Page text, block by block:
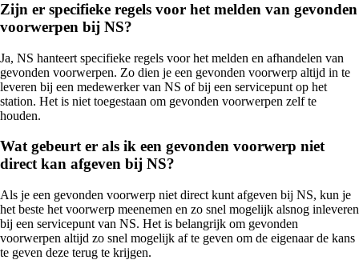
Zijn er specifieke regels voor het melden van gevonden
voorwerpen bij NS?
Ja, NS hanteert specifieke regels voor het melden en afhandelen van
gevonden voorwerpen. Zo dien je een gevonden voorwerp altijd in te
leveren bij een medewerker van NS of bij een servicepunt op het
station. Het is niet toegestaan om gevonden voorwerpen zelf te
houden.
Wat gebeurt er als ik een gevonden voorwerp niet
direct kan afgeven bij NS?
Als je een gevonden voorwerp niet direct kunt afgeven bij NS, kun je
het beste het voorwerp meenemen en zo snel mogelijk alsnog inleveren
bij een servicepunt van NS. Het is belangrijk om gevonden
voorwerpen altijd zo snel mogelijk af te geven om de eigenaar de kans
te geven deze terug te krijgen.